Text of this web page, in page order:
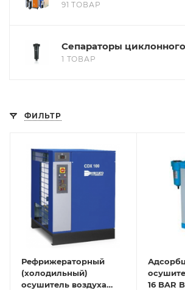
91 ТОВАР
Сепараторы
1 ТОВАР
ФИЛЬТР
Рефрижераторный
(холодильный)
осушитель воздуха
16 BAR